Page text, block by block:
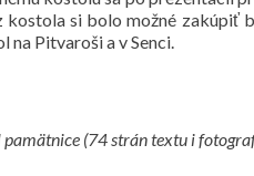
si bolo možné
na Pitvaroši a v Senci.
(74 strán textu i